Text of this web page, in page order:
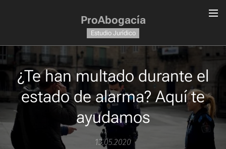
ProAbogacía
Estudio Jurídico
¿Te han multado durante el
estado de alarma? Aquí te
ayudamos
13.05.2020